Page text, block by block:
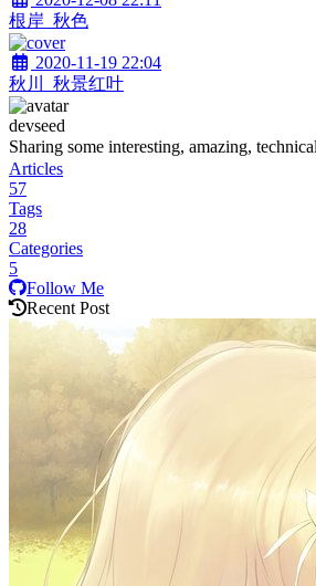
根岸_秋色
2020-11-19 22:04
秋川_秋景红叶
devseed
Sharing some interesting, amazing,
Articles
57
Tags
28
Categories
5
Follow Me
Recent Post